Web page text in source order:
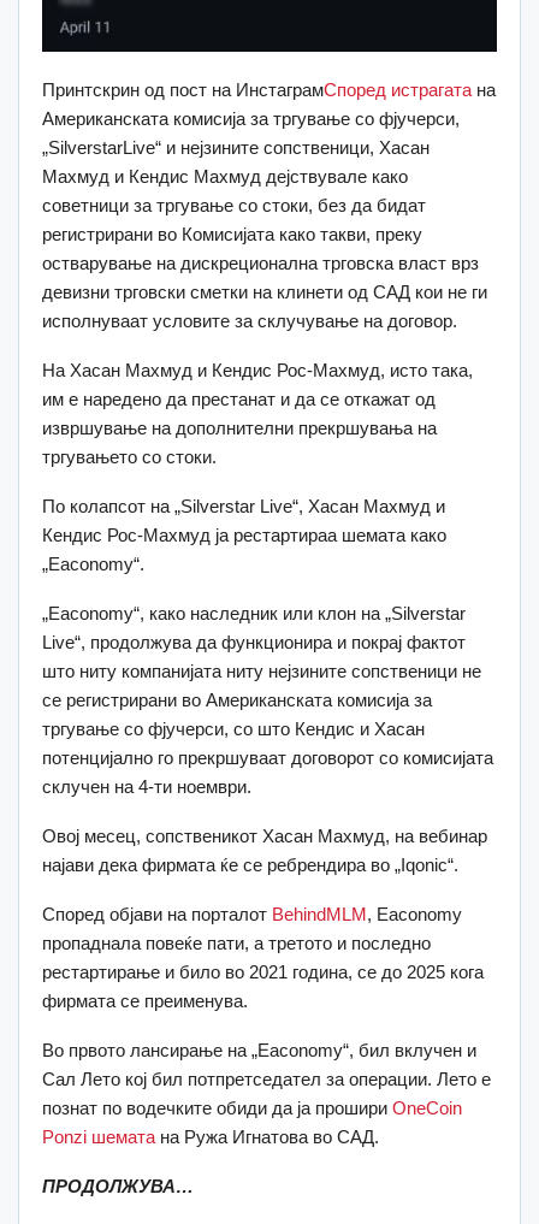
Принтскрин од пост на ИнстаграмСпоред истрагата на
Американската комисија за тргување со фјучерси,
„SilverstarLive“ и нејзините сопственици, Хасан
Махмуд и Кендис Махмуд дејствувале како
советници за тргување со стоки, без да бидат
регистрирани во Комисијата како такви, преку
остварување на дискреционална трговска власт врз
девизни трговски сметки на клинети од САД кои не ги
исполнуваат условите за склучување на договор.
На Хасан Махмуд и Кендис Рос-Махмуд, исто така,
им е наредено да престанат и да се откажат од
извршување на дополнителни прекршувања на
тргувањето со стоки.
По колапсот на „Silverstar Live“, Хасан Махмуд и
Кендис Рос-Махмуд ја рестартираа шемата како
„Eaconomy“.
„Eaconomy“, како наследник или клон на „Silverstar
Live“, продолжува да функционира и покрај фактот
што ниту компанијата ниту нејзините сопственици не
се регистрирани во Американската комисија за
тргување со фјучерси, со што Кендис и Хасан
потенцијално го прекршуваат договорот со комисијата
склучен на 4-ти ноември.
Овој месец, сопственикот Хасан Махмуд, на вебинар
најави дека фирмата ќе се ребрендира во „Iqonic“.
Според објави на порталот BehindMLM, Еaconomy
пропаднала повеќе пати, а третото и последно
рестартирање и било во 2021 година, се до 2025 кога
фирмата се преименува.
Во првото лансирање на „Eaconomy“, бил вклучен и
Сал Лето кој бил потпретседател за операции. Лето е
познат по водечките обиди да ја прошири OneCoin
Ponzi шемата на Ружа Игнатова во САД.
ПРОДОЛЖУВА…